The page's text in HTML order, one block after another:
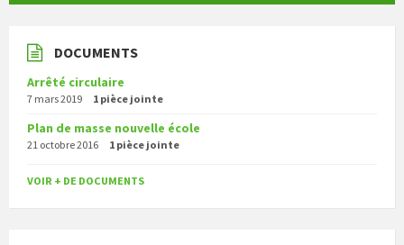
DOCUMENTS
Arrêté circulaire
7 mars 2019 1 pièce jointe
Plan de masse nouvelle école
21 octobre 2016 1 pièce jointe
VOIR + DE DOCUMENTS